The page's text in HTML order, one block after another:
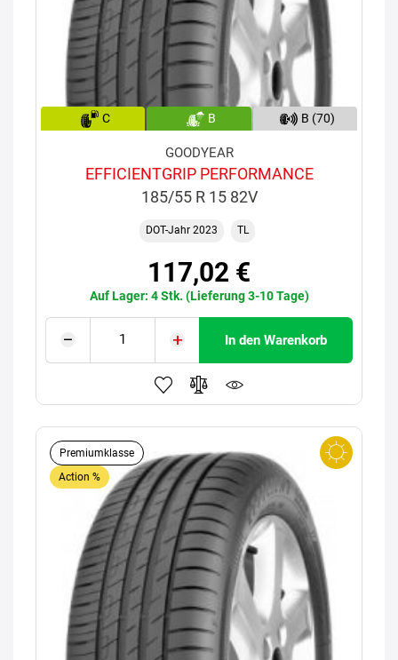
C B B (70)
GOODYEAR
EFFICIENTGRIP PERFORMANCE
185/55 R 15 82V
DOT-Jahr 2023 TL
117,02 €
Auf Lager: 4 Stk. (Lieferung 3-10 Tage)
In den Warenkorb
Premiumklasse
Action %